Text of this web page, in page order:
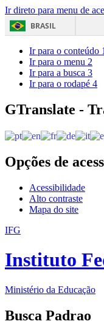
Ir direto para menu de
BRASIL
Ir para o conteúdo 1
Ir para o menu 2
Ir para a busca 3
Ir para o rodapé 4
GTranslate -
Opções de
Acessibilidade
Alto contraste
Mapa do site
IFG
Instituto
Ministério da Educação
Busca Padrao